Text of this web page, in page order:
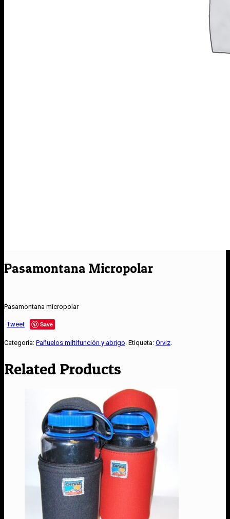
Pasamontana Micropolar
Pasamontana micropolar
Tweet Save
Categoría: Pañuelos miltifunción y abrigo Etiqueta: Orviz
Related Products